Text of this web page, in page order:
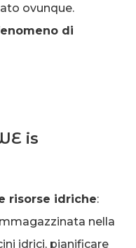
ovunque.
di
is
risorse idriche:
nella
idrici, pianificare